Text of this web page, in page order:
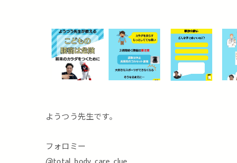
ようつう先生です。
フォロミー